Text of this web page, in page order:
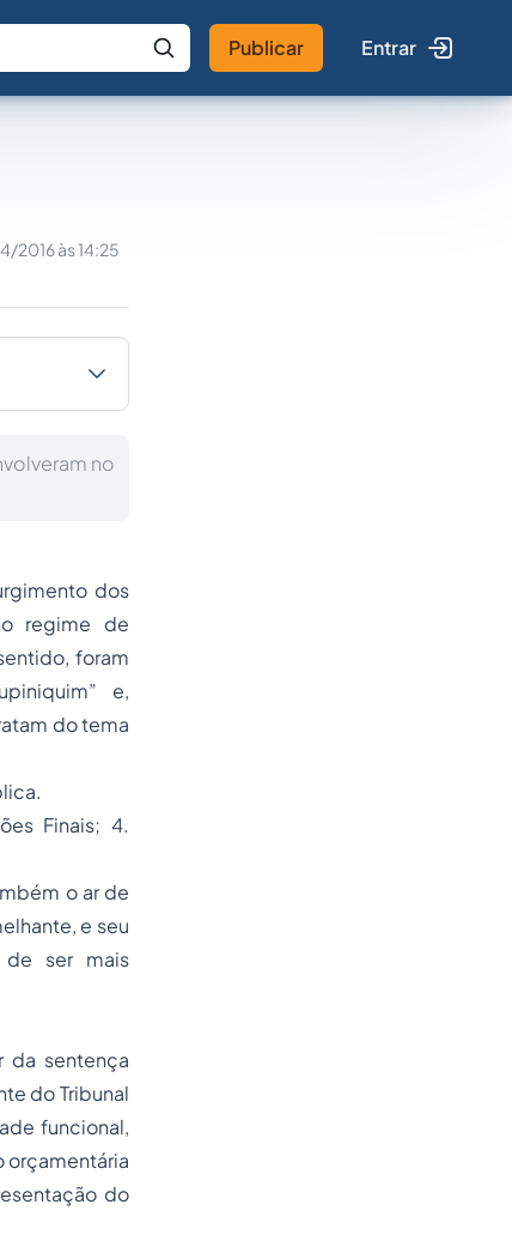
Buscar no Jus
Publicar Entrar
2016 às 14:25
no
dos
regime de
foram
e,
do tema
Finais; 4.
o ar de
e seu
de ser mais
sentença
do Tribunal
funcional,
orçamentária
do